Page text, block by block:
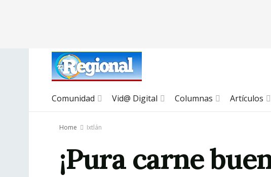
Comunidad Vid@ Digital Columnas Artículos
Home Ixtlán
¡Pura carne